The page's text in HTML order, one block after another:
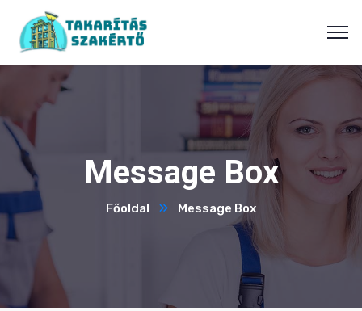
Message Box
Főoldal Message Box